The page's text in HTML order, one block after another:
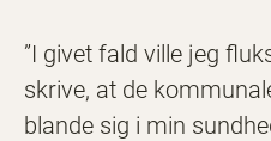
”I givet fald ville jeg
skrive, at de
blande sig i min